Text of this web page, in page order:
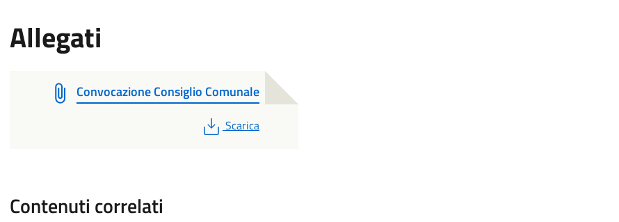
Allegati
Convocazione Consiglio Comunale
PDF
Scarica
Contenuti correlati